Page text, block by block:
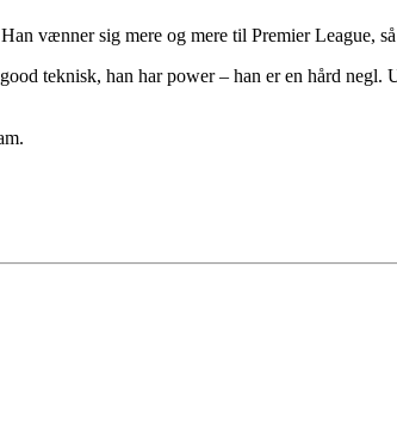
vænner sig mere og mere til Premier League,
teknisk, han har power – han er en hård